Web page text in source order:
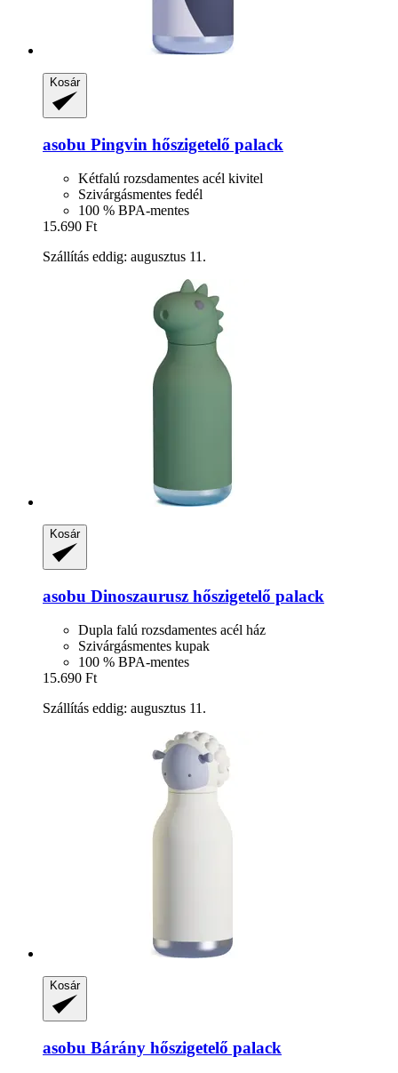
Kosár
asobu Pingvin hőszigetelő palack
Kétfalú rozsdamentes acél kivitel
Szivárgásmentes fedél
100 % BPA-mentes
15.690 Ft
Szállítás eddig: augusztus 11.
Kosár
asobu Dinoszaurusz hőszigetelő palack
Dupla falú rozsdamentes acél ház
Szivárgásmentes kupak
100 % BPA-mentes
15.690 Ft
Szállítás eddig: augusztus 11.
Kosár
asobu Bárány hőszigetelő palack